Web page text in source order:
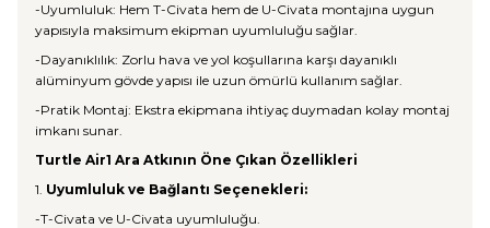
-Uyumluluk: Hem T-Civata hem de U-Civata montajına uygun
yapısıyla maksimum ekipman uyumluluğu sağlar.
-Dayanıklılık: Zorlu hava ve yol koşullarına karşı dayanıklı
alüminyum gövde yapısı ile uzun ömürlü kullanım sağlar.
-Pratik Montaj: Ekstra ekipmana ihtiyaç duymadan kolay montaj
imkanı sunar.
Turtle Air1 Ara Atkının Öne Çıkan Özellikleri
1. Uyumluluk ve Bağlantı Seçenekleri:
-T-Civata ve U-Civata uyumluluğu.